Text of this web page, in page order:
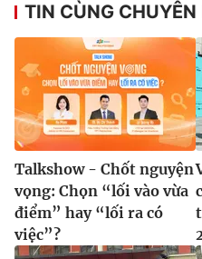
TIN CÙNG CHUYÊN
Talkshow - Chốt nguyện
vọng: Chọn “lối vào vừa
điểm” hay “lối ra có
việc”?